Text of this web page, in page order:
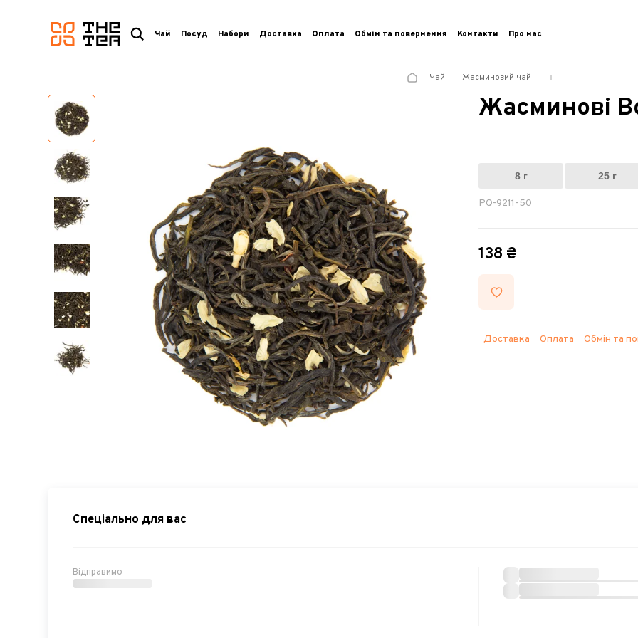
логотип
Чай Посуд Набори Доставка Оплата Обмін та повернення Контакти Про нас
Чай Жасминовий чай
Жасминові
8 г 25 г
PQ-9211-50
138 ₴
Доставка Оплата Обмін та
Спеціально для вас
Відправимо